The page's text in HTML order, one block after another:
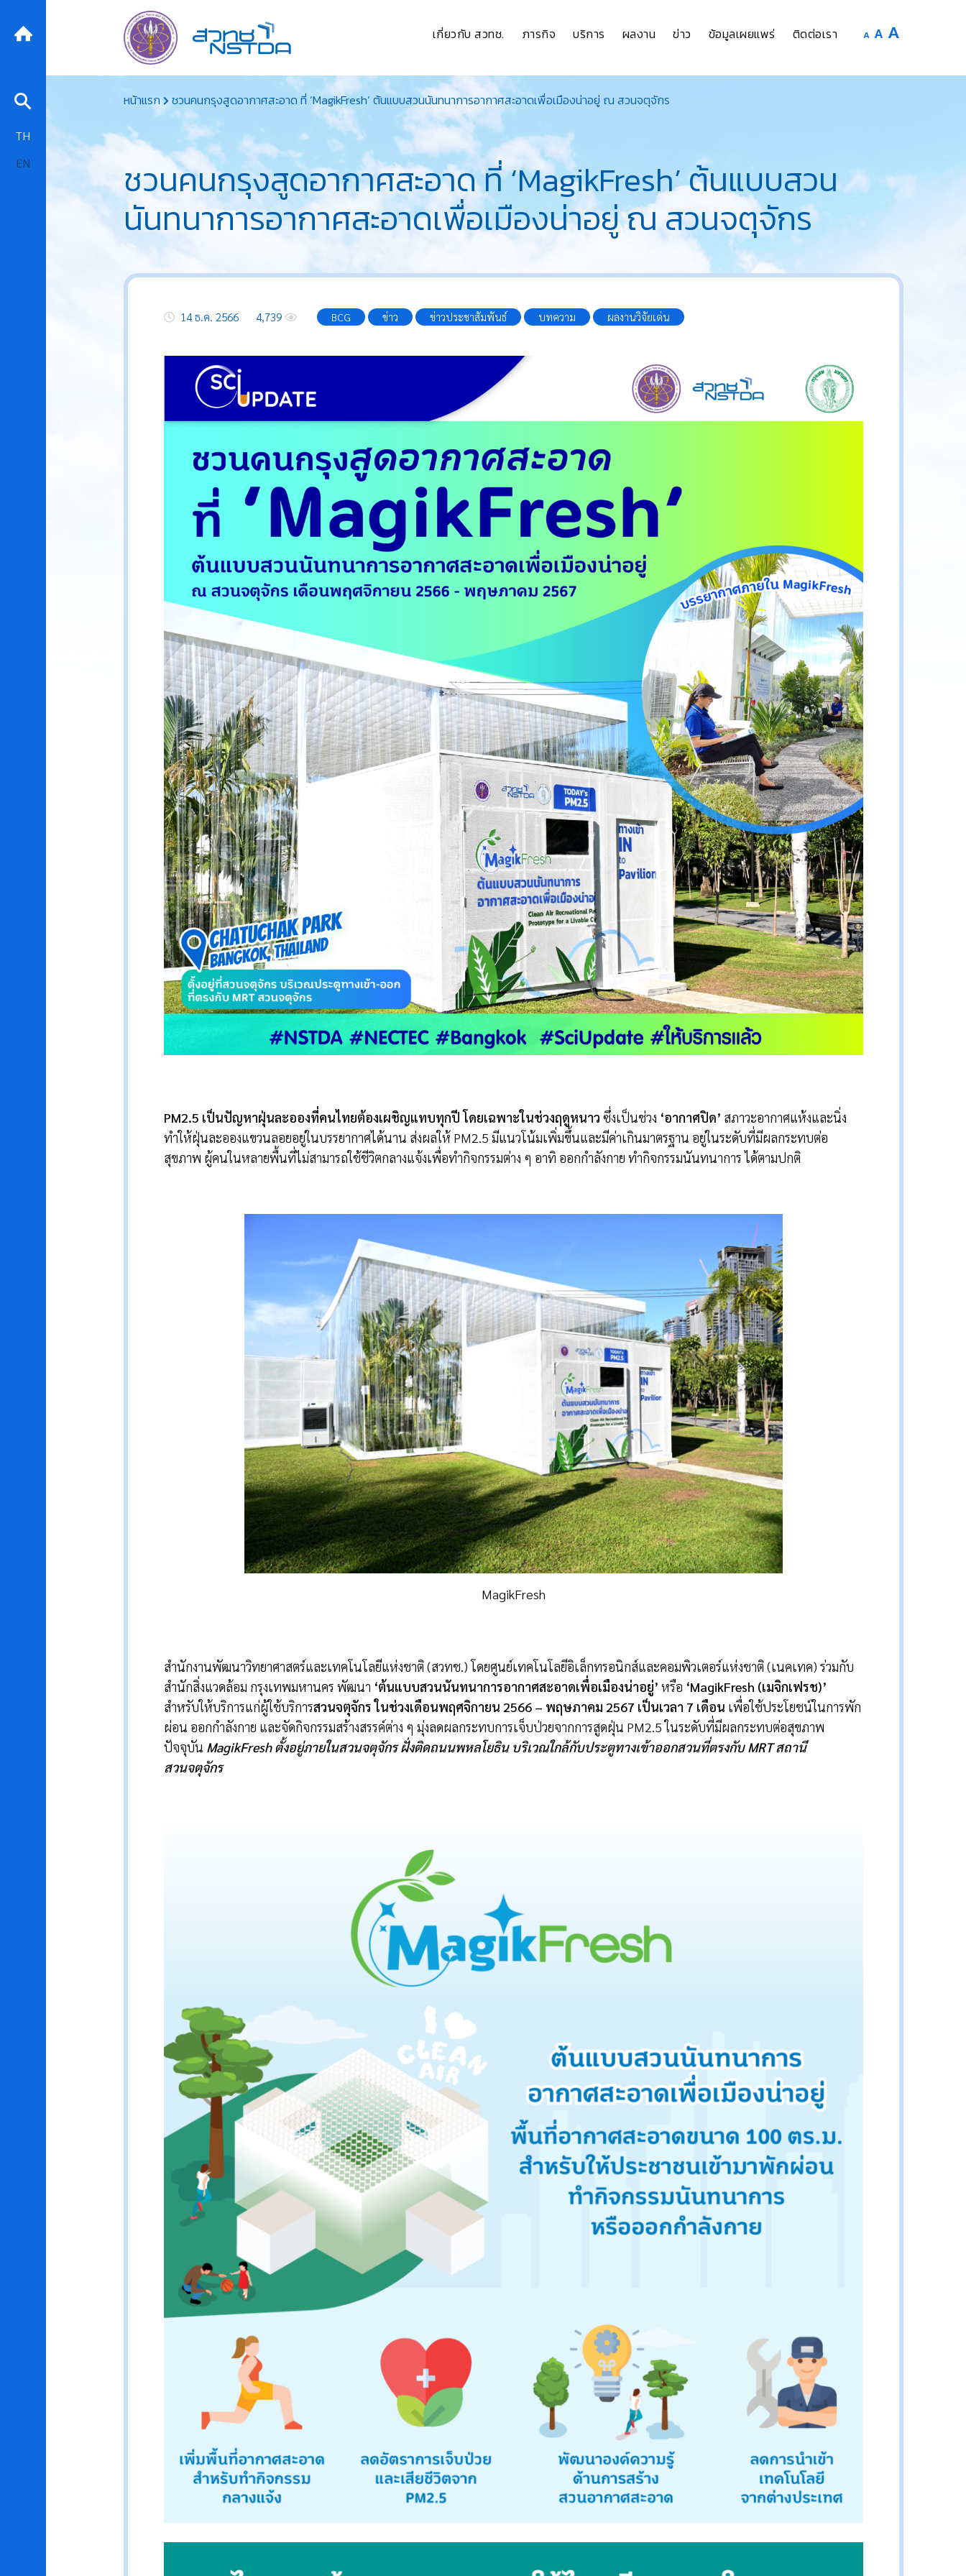
to
content
เกี่ยวกับ สวทช. ภารกิจ บริการ ผลงาน ข่าว ข้อมูลเผยแพร่ ติดต่อเรา A Decrease
A Reset
size.
A
size.
หน้าแรก ชวนคนกรุงสูดอากาศสะอาด ที่ ‘MagikFresh’ ต้นแบบสวนนันทนาการอากาศสะอาดเพื่อเมืองน่าอยู่ ณ สวนจตุจักร
ชวนคนกรุงสูดอากาศสะอาด ที่ ‘MagikFresh’ ต้นแบบสวน
นันทนาการอากาศสะอาดเพื่อเมืองน่าอยู่ ณ สวนจตุจักร
14 ธ.ค. 2566 4,739 BCG ข่าว ข่าวประชาสัมพันธ์ บทความ ผลงานวิจัยเด่น
PM2.5 เป็นปัญหาฝุ่นละอองที่คนไทยต้องเผชิญแทบทุกปี โดยเฉพาะในช่วงฤดูหนาว ซึ่งเป็นช่วง ‘อากาศปิด’ สภาวะอากาศแห้งและนิ่ง
ทำให้ฝุ่นละอองแขวนลอยอยู่ในบรรยากาศได้นาน ส่งผลให้ PM2.5 มีแนวโน้มเพิ่มขึ้นและมีค่าเกินมาตรฐาน อยู่ในระดับที่มีผลกระทบต่อ
สุขภาพ ผู้คนในหลายพื้นที่ไม่สามารถใช้ชีวิตกลางแจ้งเพื่อทำกิจกรรมต่าง ๆ อาทิ ออกกำลังกาย ทำกิจกรรมนันทนาการ ได้ตามปกติ
MagikFresh
สำนักงานพัฒนาวิทยาศาสตร์และเทคโนโลยีแห่งชาติ (สวทช.) โดยศูนย์เทคโนโลยีอิเล็กทรอนิกส์และคอมพิวเตอร์แห่งชาติ (เนคเทค) ร่วมกับ
สำนักสิ่งแวดล้อม กรุงเทพมหานคร พัฒนา ‘ต้นแบบสวนนันทนาการอากาศสะอาดเพื่อเมืองน่าอยู่’ หรือ ‘MagikFresh (เมจิกเฟรช)’
สำหรับให้บริการแก่ผู้ใช้บริการสวนจตุจักร ในช่วงเดือนพฤศจิกายน 2566 – พฤษภาคม 2567 เป็นเวลา 7 เดือน เพื่อใช้ประโยชน์ในการพัก
ผ่อน ออกกำลังกาย และจัดกิจกรรมสร้างสรรค์ต่าง ๆ มุ่งลดผลกระทบการเจ็บป่วยจากการสูดฝุ่น PM2.5 ในระดับที่มีผลกระทบต่อสุขภาพ
ปัจจุบัน MagikFreshตั้งอยู่ภายในสวนจตุจักร ฝั่งติดถนนพหลโยธิน บริเวณใกล้กับประตูทางเข้าออกสวนที่ตรงกับ MRTสถานี
สวนจตุจักร
TH
EN